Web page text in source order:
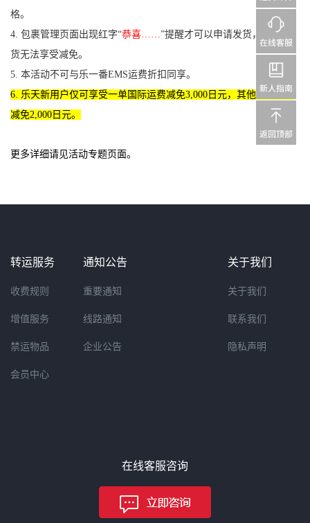
格。
4. 包裹管理页面出现红字“恭喜……”提醒才可以申请发货，提前发
货无法享受减免。
5. 本活动不可与乐一番EMS运费折扣同享。
6. 乐天新用户仅可享受一单国际运费减免3,000 日元，其他订单仍可
减免2,000 日元。
更多详细请见活动专题页面。
转运服务
收费规则
增值服务
禁运物品
会员中心
通知公告
重要通知
线路通知
企业公告
关于我们
关于我们
联系我们
隐私声明
在线客服咨询